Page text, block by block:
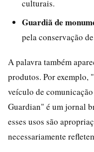
culturais.
Guardiã de
pela conservação
A palavra também
produtos. Por exemplo,
veículo de
Guardian" é um jornal
esses usos são
necessariamente